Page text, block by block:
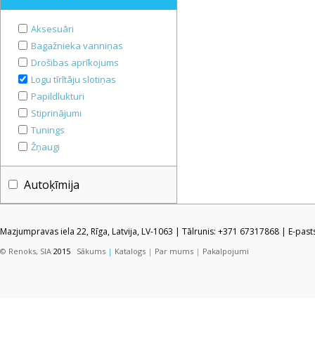
Aksesuāri
Bagažnieka vanniņas
Drošibas aprīkojums
Logu tīrītāju slotiņas
Papildlukturi
Stiprinājumi
Tunings
Žņaugi
Autoķīmija
Mazjumpravas iela 22, Rīga, Latvija, LV-1063 | Tālrunis: +371 67317868 | E-
© Renoks, SIA 2015 Sākums | Katalogs | Par mums | Pakalpojumi